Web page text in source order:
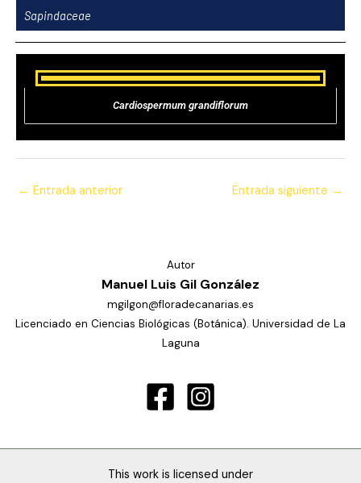
contenido
Sapindaceae
Cardiospermum grandiflorum
← Entrada anterior Entrada siguiente →
Autor
Manuel Luis Gil González
mgilgon@floradecanarias.es
Licenciado en Ciencias Biológicas (Botánica). Universidad de La
Laguna
This work is licensed under